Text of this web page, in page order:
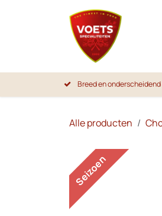
Overslaan naar inhoud
Breed en
Alle producten
Seizoen